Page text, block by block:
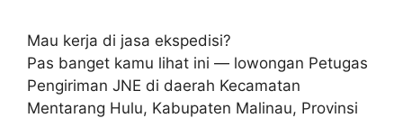
Mau kerja di jasa ekspedisi?
Pas banget kamu lihat ini — lowongan Petugas
Pengiriman JNE di daerah Kecamatan
Mentarang Hulu, Kabupaten Malinau, Provinsi